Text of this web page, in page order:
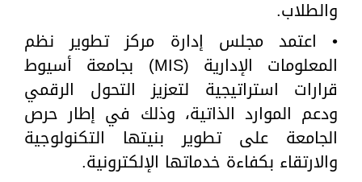
والطلاب.
• اعتمد مجلس إدارة مركز تطوير نظم
المعلومات الإدارية (MIS) بجامعة أسيوط
قرارات استراتيجية لتعزيز التحول الرقمي
ودعم الموارد الذاتية، وذلك في إطار حرص
الجامعة على تطوير بنيتها التكنولوجية
والارتقاء بكفاءة خدماتها الإلكترونية.